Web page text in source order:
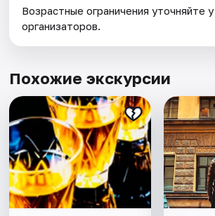
Возрастные ограничения уточняйте у
организаторов.
Похожие экскурсии